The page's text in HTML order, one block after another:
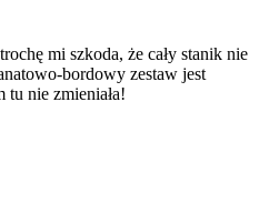
mi szkoda, że cały stanik nie
bordowy zestaw jest
nie zmieniała!